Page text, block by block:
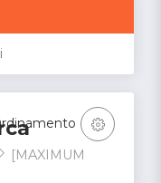
[MAXIMUM